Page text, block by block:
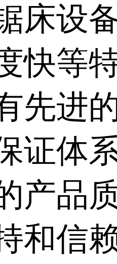
床设
快等
先进
证体
产品
和信